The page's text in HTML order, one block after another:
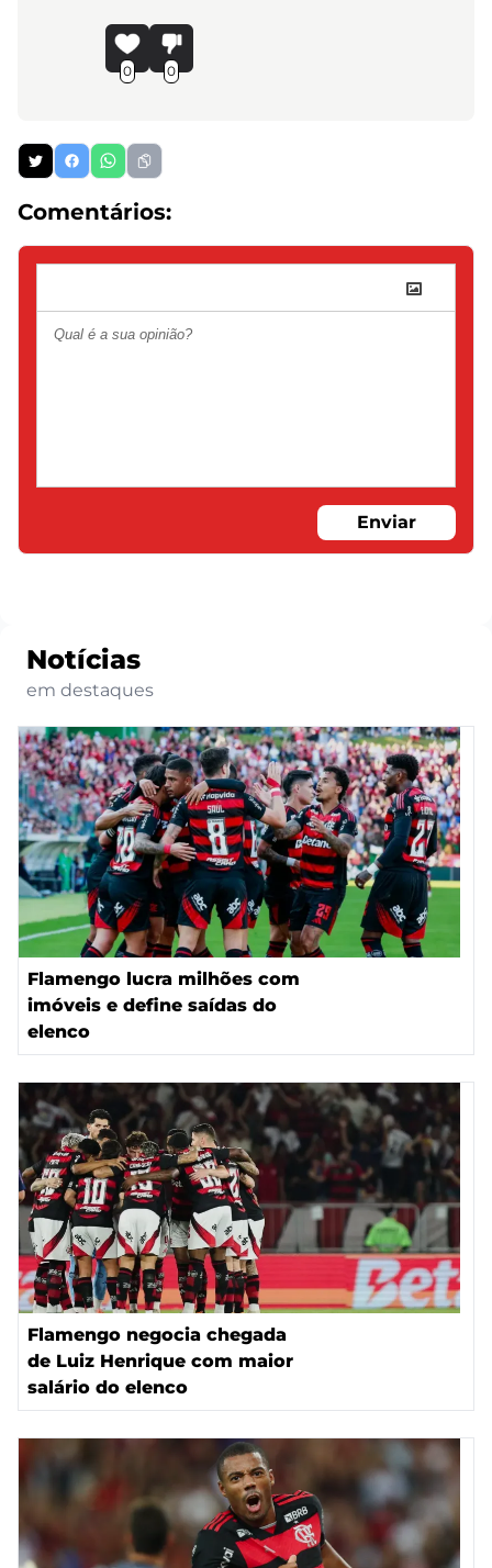
0 0
Comentários:
Enviar
Notícias
em destaques
Flamengo lucra milhões com
imóveis e define saídas do
elenco
Flamengo negocia chegada
de Luiz Henrique com maior
salário do elenco